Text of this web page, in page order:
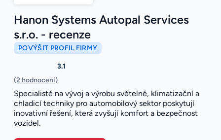
Hanon Systems Autopal Services
s.r.o. - recenze
POVÝŠIT PROFIL FIRMY
3.1
(2 hodnocení)
Specialisté na vývoj a výrobu světelné, klimatizační a
chladicí techniky pro automobilový sektor poskytují
inovativní řešení, která zvyšují komfort a bezpečnost
vozidel.